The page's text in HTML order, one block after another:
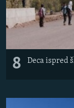
8 Deca ispred